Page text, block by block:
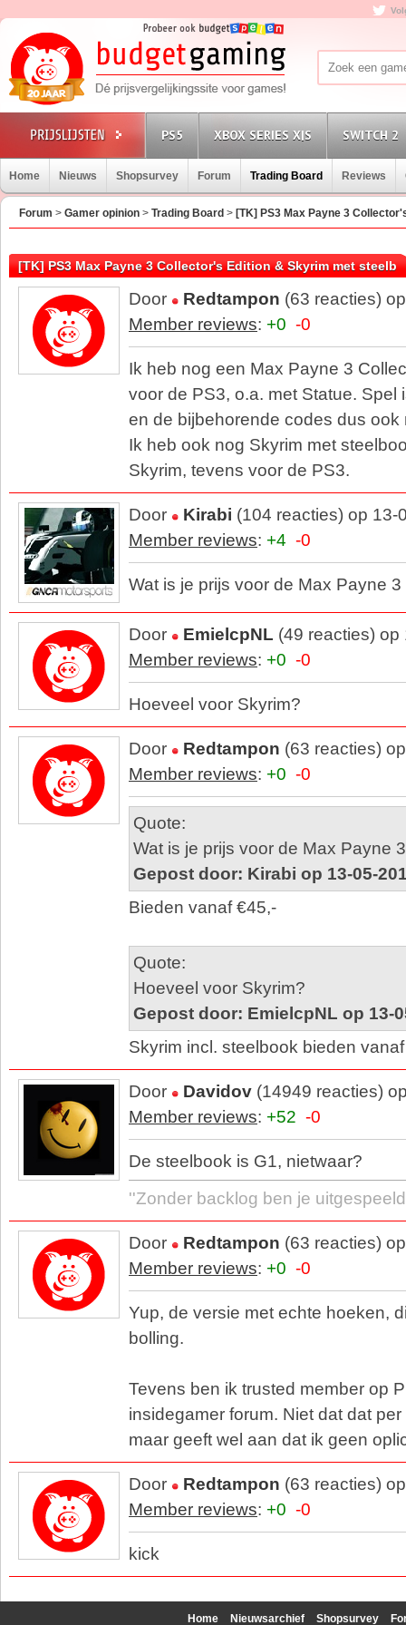
PS5 XBOX SERIES X|S SWITCH 2
Home Nieuws Shopsurvey Forum Trading Board Reviews
Forum > Gamer opinion > Trading Board > [TK] PS3 Max Payne 3
[TK] PS3 Max Payne 3 Collector's Edition & Skyrim met steelb
Door Redtampon (63 reacties)
Member reviews: +0 -0
Ik heb nog een Max Payne 3
voor de PS3, o.a. met Statue. Spel
en de bijbehorende codes dus ook
Ik heb ook nog Skyrim met
Skyrim, tevens voor de PS3.
Door Kirabi (104 reacties) op 13-
Member reviews: +4 -0
Wat is je prijs voor de Max Payne
Door EmielcpNL (49 reacties)
Member reviews: +0 -0
Hoeveel voor Skyrim?
Door Redtampon (63 reacties)
Member reviews: +0 -0
Quote:
Wat is je prijs voor de Max Payne
Gepost door: Kirabi op 13-05-
Bieden vanaf €45,-
Quote:
Hoeveel voor Skyrim?
Gepost door: EmielcpNL op 13-
Skyrim incl. steelbook bieden
Door Davidov (14949 reacties)
Member reviews: +52 -0
De steelbook is G1, nietwaar?
''Zonder backlog ben je
Door Redtampon (63 reacties)
Member reviews: +0 -0
Yup, de versie met echte hoeken,
bolling.
Tevens ben ik trusted member op
insidegamer forum. Niet dat dat
maar geeft wel aan dat ik geen
Door Redtampon (63 reacties)
Member reviews: +0 -0
kick
Home Nieuwsarchief Shopsurvey